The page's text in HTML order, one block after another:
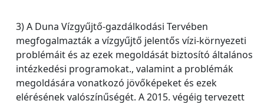
3) A Duna Vízgyűjtő-gazdálkodási Tervében
megfogalmazták a vízgyűjtő jelentős vízi-környezeti
problémáit és az ezek megoldását biztosító általános
intézkedési programokat., valamint a problémák
megoldására vonatkozó jövőképeket és ezek
elérésének valószínűségét. A 2015. végéig tervezett